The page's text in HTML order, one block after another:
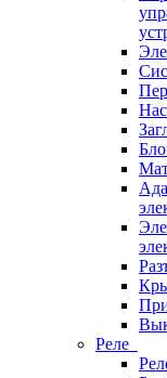
Реле